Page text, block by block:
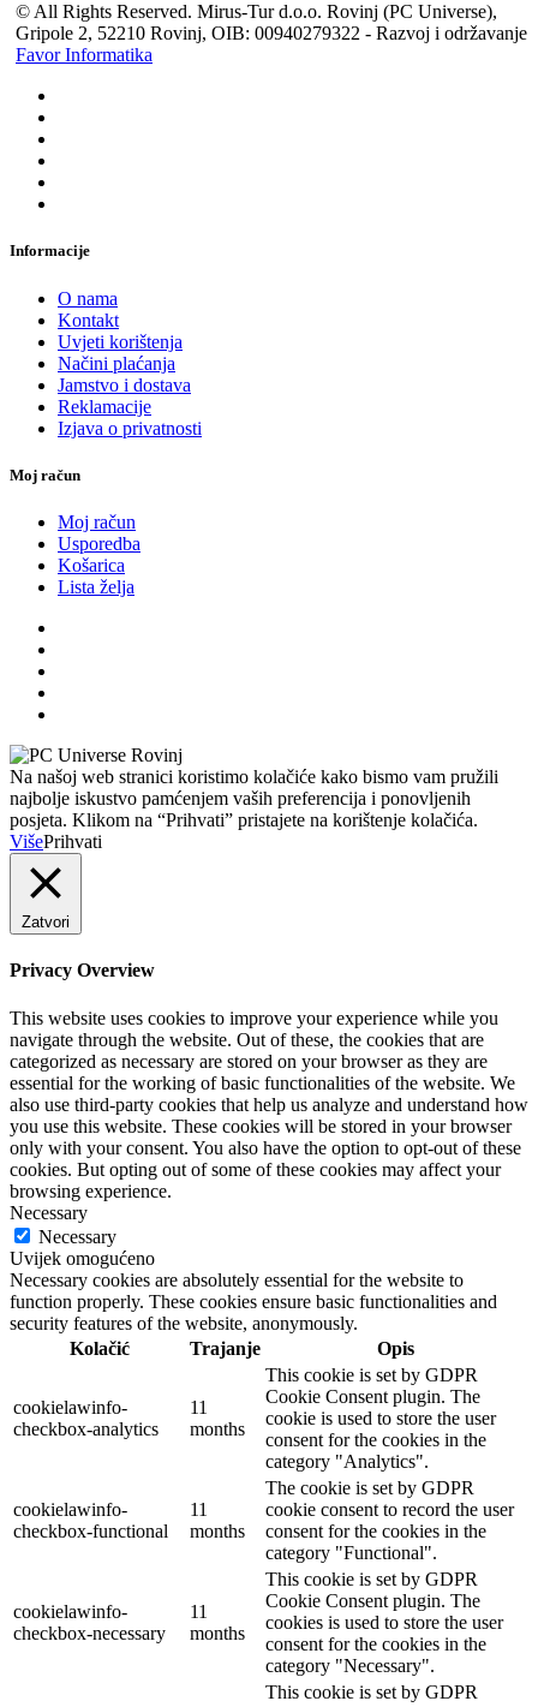
© All Rights Reserved. Mirus-Tur d.o.o. Rovinj (PC Universe),
Gripole 2, 52210 Rovinj, OIB: 00940279322 - Razvoj i održavanje
Favor Informatika
Informacije
O nama
Kontakt
Uvjeti korištenja
Načini plaćanja
Jamstvo i dostava
Reklamacije
Izjava o privatnosti
Moj račun
Moj račun
Usporedba
Košarica
Lista želja
Na našoj web stranici koristimo kolačiće kako bismo vam pružili
najbolje iskustvo pamćenjem vaših preferencija i ponovljenih
posjeta. Klikom na “Prihvati” pristajete na korištenje kolačića.
VišePrihvati
Zatvori
Privacy Overview
This website uses cookies to improve your experience while you
navigate through the website. Out of these, the cookies that are
categorized as necessary are stored on your browser as they are
essential for the working of basic functionalities of the website. We
also use third-party cookies that help us analyze and understand how
you use this website. These cookies will be stored in your browser
only with your consent. You also have the option to opt-out of these
cookies. But opting out of some of these cookies may affect your
browsing experience.
Necessary
Necessary
Uvijek omogućeno
Necessary cookies are absolutely essential for the website to
function properly. These cookies ensure basic functionalities and
security features of the website, anonymously.
Kolačić
Trajanje Opis
cookielawinfo-
checkbox-analytics
11
months
This cookie is set by GDPR
Cookie Consent plugin. The
cookie is used to store the user
consent for the cookies in the
category "Analytics".
cookielawinfo-
checkbox-functional
11
months
The cookie is set by GDPR
cookie consent to record the user
consent for the cookies in the
category "Functional".
cookielawinfo-
checkbox-necessary
11
months
This cookie is set by GDPR
Cookie Consent plugin. The
cookies is used to store the user
consent for the cookies in the
category "Necessary".
This cookie is set by GDPR